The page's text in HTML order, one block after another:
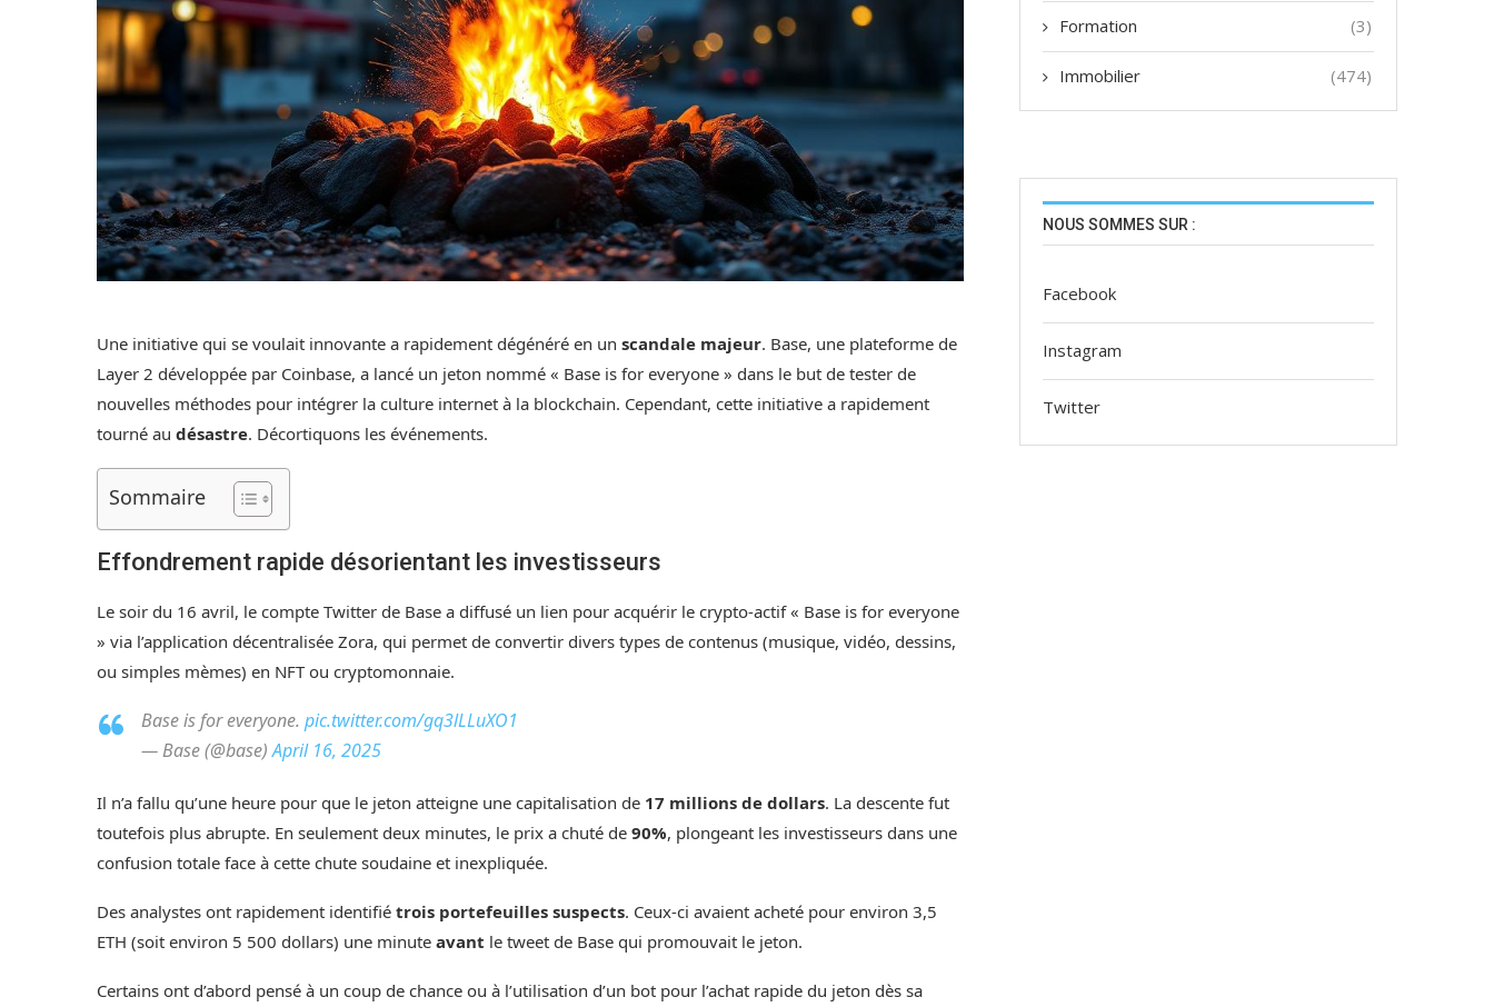
Une initiative qui se voulait innovante a rapidement dégénéré en un scandale majeur. Base, une plateforme de
Layer 2 développée par Coinbase, a lancé un jeton nommé « Base is for everyone » dans le but de tester de
nouvelles méthodes pour intégrer la culture internet à la blockchain. Cependant, cette initiative a rapidement
tourné au désastre. Décortiquons les événements.
Sommaire
Effondrement rapide désorientant les investisseurs
Le soir du 16 avril, le compte Twitter de Base a diffusé un lien pour acquérir le crypto-actif « Base is for everyone
» via l’application décentralisée Zora, qui permet de convertir divers types de contenus (musique, vidéo, dessins,
ou simples mèmes) en NFT ou cryptomonnaie.
Base is for everyone. pic.twitter.com/gq3lLLuXO1
— Base (@base)April 16, 2025
Il n’a fallu qu’une heure pour que le jeton atteigne une capitalisation de 17 millions de dollars. La descente fut
toutefois plus abrupte. En seulement deux minutes, le prix a chuté de 90%, plongeant les investisseurs dans une
confusion totale face à cette chute soudaine et inexpliquée.
Des analystes ont rapidement identifié trois portefeuilles suspects. Ceux-ci avaient acheté pour environ 3,5
ETH (soit environ 5 500 dollars) une minute avant le tweet de Base qui promouvait le jeton.
Certains ont d’abord pensé à un coup de chance ou à l’utilisation d’un bot pour l’achat rapide du jeton dès sa
Formation (3)
Immobilier (474)
NOUS SOMMES SUR :
Facebook
Instagram
Twitter